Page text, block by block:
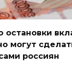
остановки
могут
россиян